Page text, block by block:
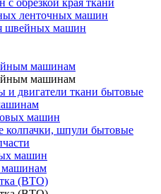
с обрезкой края ткани
ленточных машин
швейных машин
машинам
машинам
и двигатели ткани бытовые
машин
колпачки, шпули бытовые
машин
машинам
(ВТО)